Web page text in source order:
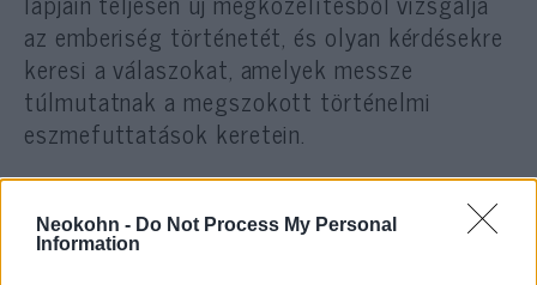
Neokohn - Do Not Process My Personal
Information
az emberiség történetét, és olyan kérdésekre
keresi a válaszokat, amelyek messze
túlmutatnak a megszokott történelmi
eszmefuttatások keretein.